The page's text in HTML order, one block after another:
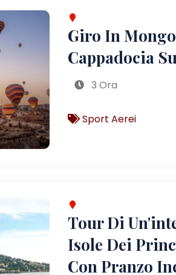
Giro In
Cappadocia
3 Ora
Sport Aerei
Tour Di
Isole Dei
Con Pranzo